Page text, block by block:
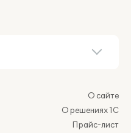
О сайте
О решениях 1С
Прайс-лист